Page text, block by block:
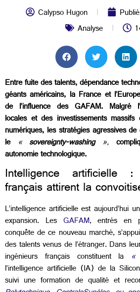
Calypso Hugon
Analyse
Entre fuite des talents, dépendance
géants américains, la France et
de l’influence des GAFAM. Malgré
locales et des investissements
numériques, les stratégies agressives
le « sovereignty-washing »,
autonomie technologique.
Intelligence artificielle
français attirent la
L’intelligence artificielle est aujourd’hui
expansion. Les GAFAM, entrés en
conquête de ce nouveau marché,
des talents venus de l’étranger. Dans
ingénieurs français constituent la «
l’intelligence artificielle (IA) de la
suivi une formation de qualité et